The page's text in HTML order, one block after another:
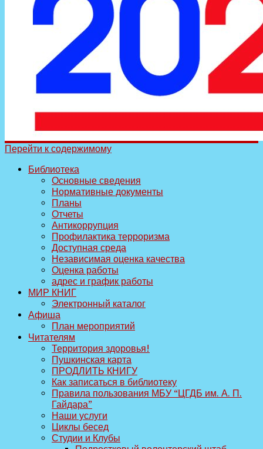
Перейти к содержимому
Библиотека
Основные сведения
Нормативные документы
Планы
Отчеты
Антикоррупция
Профилактика терроризма
Доступная среда
Независимая оценка качества
Оценка работы
адрес и график работы
МИР КНИГ
Электронный каталог
Афиша
План мероприятий
Читателям
Территория здоровья!
Пушкинская карта
ПРОДЛИТЬ КНИГУ
Как записаться в библиотеку
Правила пользования МБУ “ЦГДБ им. А. П.
Гайдара”
Наши услуги
Циклы бесед
Студии и Клубы